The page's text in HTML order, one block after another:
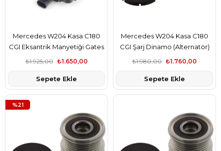
Mercedes W204 Kasa C180
CGI Eksantrik Manyetiği Gates
Marka A2711560090
₺1.650,00
₺1.925,00
Sepete Ekle
Mercedes W204 Kasa C180
CGI Şarj Dinamo (Alternatör)
Kasnağı Gates Marka
₺1.760,00
₺1.980,00
Sepete Ekle
%21